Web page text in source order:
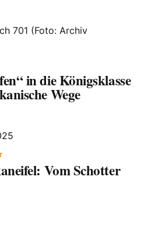
in die Königsklasse
Wege
Vom Schotter